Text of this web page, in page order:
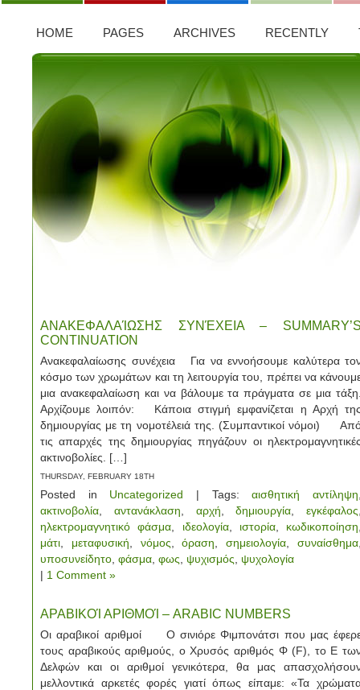
HOME PAGES ARCHIVES RECENTLY
ΑΝΑΚΕΦΑΛΑΊΩΣΗΣ ΣΥΝΈΧΕΙΑ –
CONTINUATION
Ανακεφαλαίωσης συνέχεια Για να εννοήσουμε καλύτερα
κόσμο των χρωμάτων και τη λειτουργία του, πρέπει να
μια ανακεφαλαίωση και να βάλουμε τα πράγματα σε μια
Αρχίζουμε λοιπόν: Κάποια στιγμή εμφανίζεται η Αρχή
δημιουργίας με τη νομοτέλειά της. (Συμπαντικοί νόμοι)
τις απαρχές της δημιουργίας πηγάζουν οι
ακτινοβολίες. […]
THURSDAY, FEBRUARY 18TH
Posted in Uncategorized | Tags:αισθητική αντίληψη
ακτινοβολία
αντανάκλαση αρχή ,δημιουργία εγκέφαλος
ηλεκτρομαγνητικό φάσμα
ιδεολογία, ιστορία, κωδικοποίηση
μάτι
μεταφυσική νόμος ,όραση ,σημειολογία ,συναίσθημα
υποσυνείδητο φάσμα φως ψυχισμός
ψυχολογία
| 1 Comment »
ΑΡΑΒΙΚΟΊ ΑΡΙΘΜΟΊ – ARABIC NUMBERS
Οι αραβικοί αριθμοί Ο σινιόρε Φιμπονάτσι που μας
τους αραβικούς αριθμούς, ο Χρυσός αριθμός Φ (F), το Ε
Δελφών και οι αριθμοί γενικότερα, θα μας
μελλοντικά αρκετές φορές γιατί όπως είπαμε: «Τα